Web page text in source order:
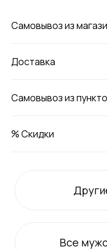
Самовывоз из
Доставка
Самовывоз из
% Скидки
Все